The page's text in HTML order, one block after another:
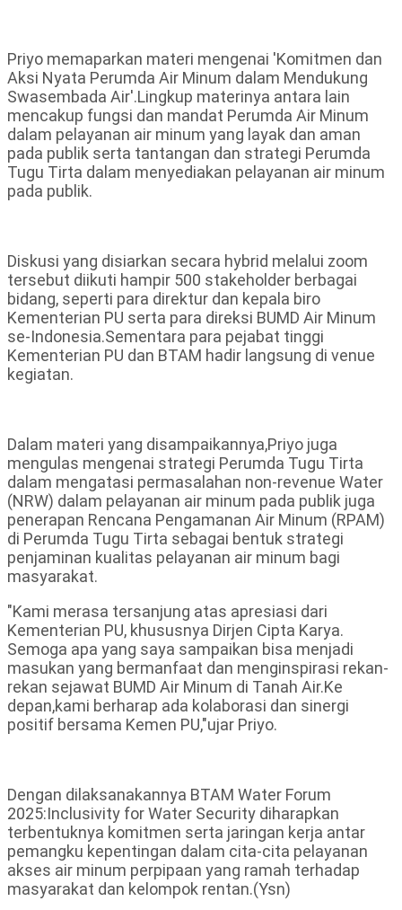
Priyo memaparkan materi mengenai 'Komitmen dan
Aksi Nyata Perumda Air Minum dalam Mendukung
Swasembada Air'.Lingkup materinya antara lain
mencakup fungsi dan mandat Perumda Air Minum
dalam pelayanan air minum yang layak dan aman
pada publik serta tantangan dan strategi Perumda
Tugu Tirta dalam menyediakan pelayanan air minum
pada publik.
Diskusi yang disiarkan secara hybrid melalui zoom
tersebut diikuti hampir 500 stakeholder berbagai
bidang, seperti para direktur dan kepala biro
Kementerian PU serta para direksi BUMD Air Minum
se-Indonesia.Sementara para pejabat tinggi
Kementerian PU dan BTAM hadir langsung di venue
kegiatan.
Dalam materi yang disampaikannya,Priyo juga
mengulas mengenai strategi Perumda Tugu Tirta
dalam mengatasi permasalahan non-revenue Water
(NRW) dalam pelayanan air minum pada publik juga
penerapan Rencana Pengamanan Air Minum (RPAM)
di Perumda Tugu Tirta sebagai bentuk strategi
penjaminan kualitas pelayanan air minum bagi
masyarakat.
"Kami merasa tersanjung atas apresiasi dari
Kementerian PU, khususnya Dirjen Cipta Karya.
Semoga apa yang saya sampaikan bisa menjadi
masukan yang bermanfaat dan menginspirasi rekan-
rekan sejawat BUMD Air Minum di Tanah Air.Ke
depan,kami berharap ada kolaborasi dan sinergi
positif bersama Kemen PU,"ujar Priyo.
Dengan dilaksanakannya BTAM Water Forum
2025:Inclusivity for Water Security diharapkan
terbentuknya komitmen serta jaringan kerja antar
pemangku kepentingan dalam cita-cita pelayanan
akses air minum perpipaan yang ramah terhadap
masyarakat dan kelompok rentan.(Ysn)